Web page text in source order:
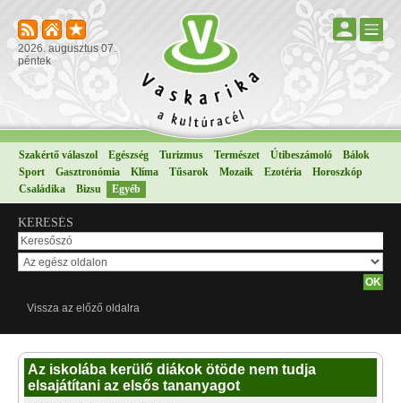
2026. augusztus 07.
péntek
Szakértő válaszol Egészség Turizmus Természet Útibeszámoló
Bálok
Sport
Gasztronómia Klíma Tűsarok Mozaik Ezotéria
Horoszkóp
Családika
Bizsu Egyéb
KERESÉS
Vissza az előző oldalra
Az iskolába kerülő diákok ötöde nem tudja
elsajátítani az elsős tananyagot